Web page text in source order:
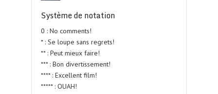
Système de notation
0 : No comments!
* : Se loupe sans regrets!
** : Peut mieux faire!
*** : Bon divertissement!
**** : Excellent film!
***** : OUAH!